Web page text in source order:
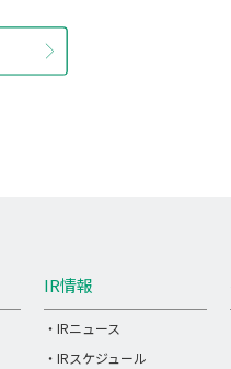
IR情報
・IRニュース
・IRスケジュール